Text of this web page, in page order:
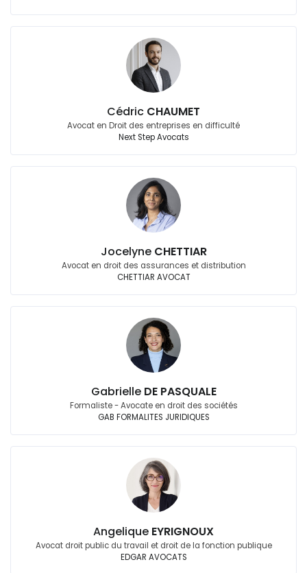
Cédric CHAUMET
Avocat en Droit des entreprises en difficulté
Next Step Avocats
Jocelyne CHETTIAR
Avocat en droit des assurances et distribution
CHETTIAR AVOCAT
Gabrielle DE PASQUALE
Formaliste - Avocate en droit des sociétés
GAB FORMALITES JURIDIQUES
Angelique EYRIGNOUX
Avocat droit public du travail et droit de la fonction publique
EDGAR AVOCATS